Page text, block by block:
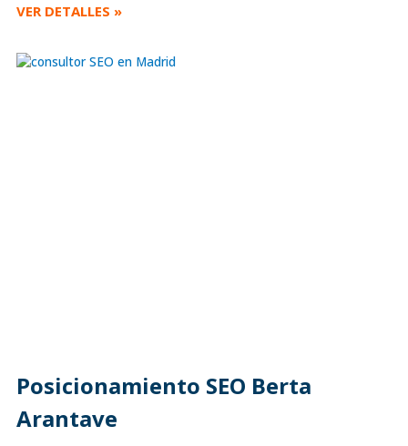
VER DETALLES »
Posicionamiento SEO Berta
Arantave